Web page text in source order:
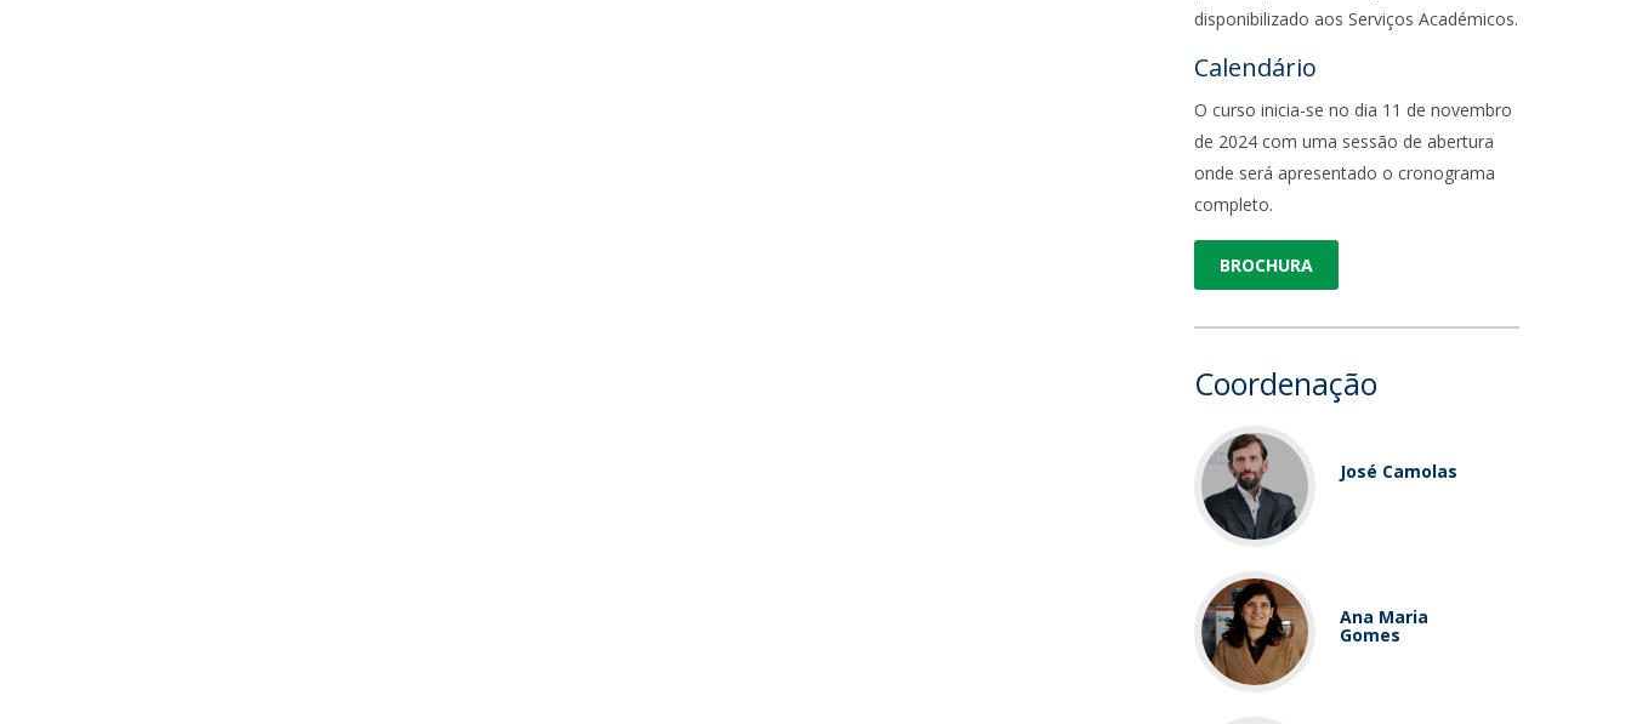
disponibilizado aos Serviços Académicos.
Calendário
O curso inicia-se no dia 11 de novembro
de 2024 com uma sessão de abertura
onde será apresentado o cronograma
completo.
BROCHURA
Coordenação
José Camolas
Ana Maria
Gomes